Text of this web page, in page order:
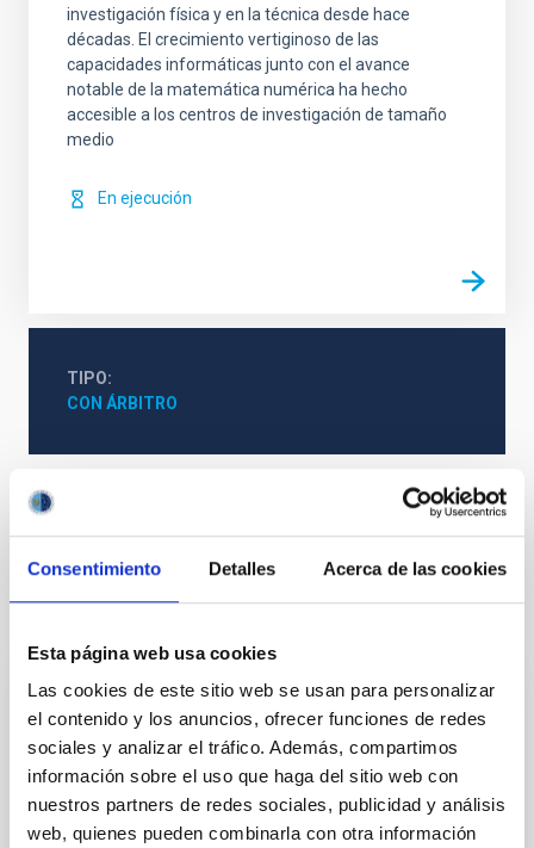
Consentimiento Detalles Acerca de las cookies
Esta página web usa cookies
Las cookies de este sitio web se usan para personalizar
el contenido y los anuncios, ofrecer funciones de redes
sociales y analizar el tráfico. Además, compartimos
información sobre el uso que haga del sitio web con
nuestros partners de redes sociales, publicidad y análisis
web, quienes pueden combinarla con otra información
investigación física y en la técnica desde hace
décadas. El crecimiento vertiginoso de las
capacidades informáticas junto con el avance
notable de la matemática numérica ha hecho
accesible a los centros de investigación de tamaño
medio
En ejecución
TIPO
CON ÁRBITRO
Física Solar (FS)
CON ÁRBITRO
The impact of star formation histories on
the inner dark matter density slopes of
galaxies